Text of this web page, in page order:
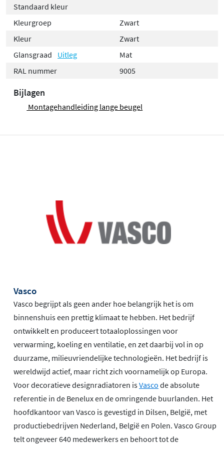
Standaard kleur
Kleurgroep
Zwart
Kleur
Zwart
Glansgraad
Uitleg
Mat
RAL nummer
9005
Bijlagen
Montagehandleiding lange beugel
Vasco
Vasco begrijpt als geen ander hoe belangrijk het is om
binnenshuis een prettig klimaat te hebben. Het bedrijf
ontwikkelt en produceert totaaloplossingen voor
verwarming, koeling en ventilatie, en zet daarbij vol in op
duurzame, milieuvriendelijke technologieën. Het bedrijf is
wereldwijd actief, maar richt zich voornamelijk op Europa.
Voor decoratieve designradiatoren isVasco de absolute
referentie in de Benelux en de omringende buurlanden. Het
hoofdkantoor van Vasco is gevestigd in Dilsen, België, met
productiebedrijven Nederland, België en Polen. Vasco Group
telt ongeveer 640 medewerkers en behoort tot de